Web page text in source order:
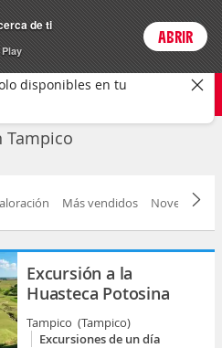
Login
CAMBIAR
Tampico
Más vendidos Novedad
Excursión a la
Huasteca Potosina
Tampico (Tampico)
Excursiones de un día
de ti
ABRIR
disponibles en tu